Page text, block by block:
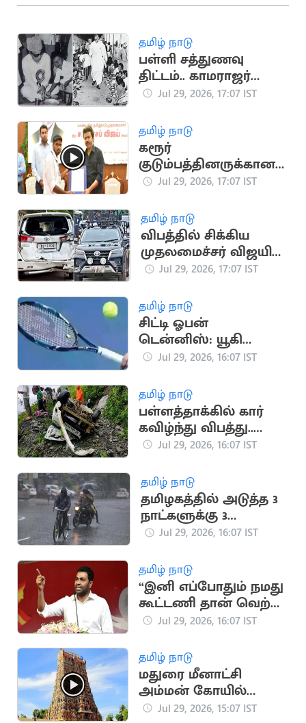
தமிழ் நாடு
பள்ளி சத்துணவு
திட்டம்.. காமராஜர்
தொடங்கி
வளர்ந்த வரலாறு
Jul 29, 2026, 17:07 IST
தமிழ் நாடு
கரூர்
குடும்பத்தினருக்கான
அரசு பணி ரத்து..
தமிழக அரசு மனு
Jul 29, 2026, 17:07 IST
தமிழ் நாடு
விபத்தில் சிக்கிய
முதலமைச்சர் விஜயின்
கான்வாய் வாகனம்
Jul 29, 2026, 17:07 IST
தமிழ் நாடு
சிட்டி ஓபன்
டென்னிஸ்: யூகி
பாம்ப்ரி ஜோடி
Jul 29, 2026, 16:07 IST
தமிழ் நாடு
பள்ளத்தாக்கில் கார்
கவிழ்ந்து விபத்து..
பச்சிளம் குழந்தை
Jul 29, 2026, 16:07 IST
தமிழ் நாடு
தமிழகத்தில் அடுத்த 3
நாட்களுக்கு 3
மாவட்டங்களில்
Jul 29, 2026, 16:07 IST
தமிழ் நாடு
“இனி எப்போதும் நமது
கூட்டணி தான் வெற்றி
பெறும்”.. அமைச்சர்
Jul 29, 2026, 16:07 IST
தமிழ் நாடு
மதுரை மீனாட்சி
அம்மன் கோயில்
நிலமோசடி.. 19 பேர்
Jul 29, 2026, 15:07 IST